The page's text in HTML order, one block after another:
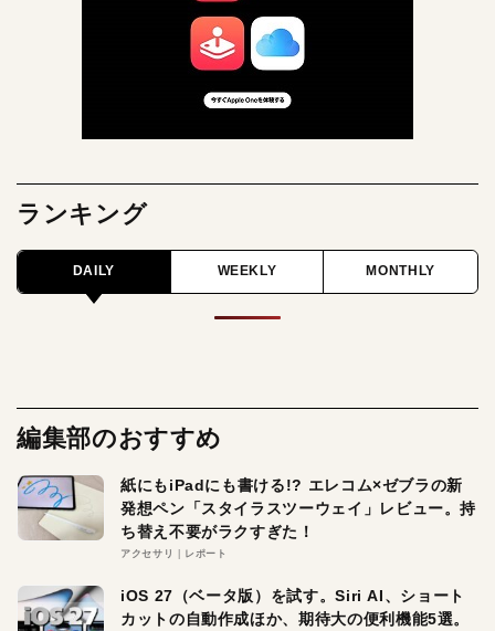
ランキング
DAILY WEEKLY MONTHLY
編集部のおすすめ
紙にもiPadにも書ける!? エレコム×ゼブラの新
発想ペン「スタイラスツーウェイ」レビュー。持
ち替え不要がラクすぎた！
アクセサリ レポート
iOS 27（ベータ版）を試す。Siri AI、ショート
カットの自動作成ほか、期待大の便利機能5選。